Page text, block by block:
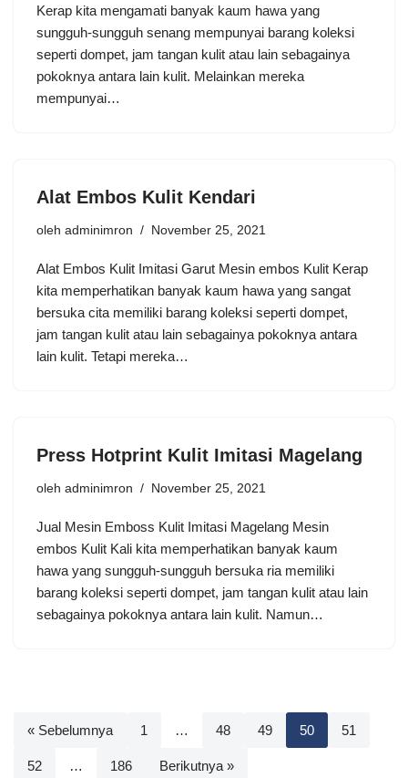
Kerap kita mengamati banyak kaum hawa yang
sungguh-sungguh senang mempunyai barang koleksi
seperti dompet, jam tangan kulit atau lain sebagainya
pokoknya antara lain kulit. Melainkan mereka
mempunyai…
Alat Embos Kulit Kendari
oleh adminimron November 25, 2021
Alat Embos Kulit Imitasi Garut Mesin embos Kulit Kerap
kita memperhatikan banyak kaum hawa yang sangat
bersuka cita memiliki barang koleksi seperti dompet,
jam tangan kulit atau lain sebagainya pokoknya antara
lain kulit. Tetapi mereka…
Press Hotprint Kulit Imitasi Magelang
oleh adminimron November 25, 2021
Jual Mesin Emboss Kulit Imitasi Magelang Mesin
embos Kulit Kali kita memperhatikan banyak kaum
hawa yang sungguh-sungguh bersuka ria memiliki
barang koleksi seperti dompet, jam tangan kulit atau lain
sebagainya pokoknya antara lain kulit. Namun…
« Sebelumnya 1 … 48 49 50 51
52 … 186 Berikutnya »